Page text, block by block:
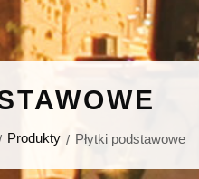
Produkty Płytki podstawowe